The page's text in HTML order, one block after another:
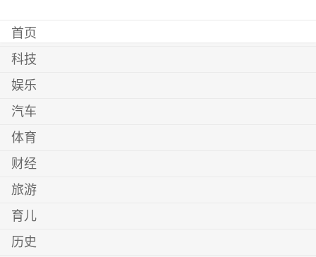
首页
科技
娱乐
汽车
体育
财经
旅游
育儿
历史